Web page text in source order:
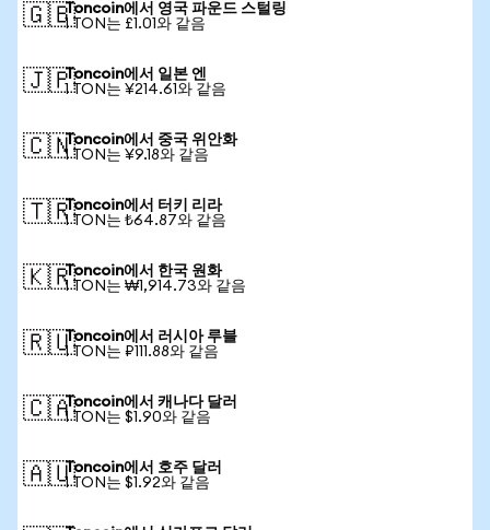
🇬🇧Toncoin에서 영국 파운드 스털링
1 TON는 £1.01와 같음
🇯🇵Toncoin에서 일본 엔
1 TON는 ¥214.61와 같음
🇨🇳Toncoin에서 중국 위안화
1 TON는 ¥9.18와 같음
🇹🇷Toncoin에서 터키 리라
1 TON는 ₺64.87와 같음
🇰🇷Toncoin에서 한국 원화
1 TON는 ₩1,914.73와 같음
🇷🇺Toncoin에서 러시아 루블
1 TON는 ₽111.88와 같음
🇨🇦Toncoin에서 캐나다 달러
1 TON는 $1.90와 같음
🇦🇺Toncoin에서 호주 달러
1 TON는 $1.92와 같음